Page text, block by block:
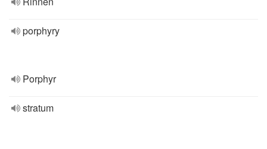
porphyry
Porphyr
stratum